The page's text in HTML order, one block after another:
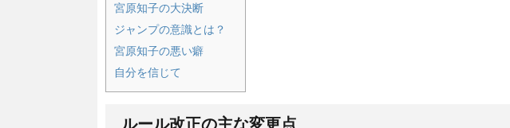
宮原知子の大決断
ジャンプの意識とは？
宮原知子の悪い癖
自分を信じて
ルール改正の主な変更点